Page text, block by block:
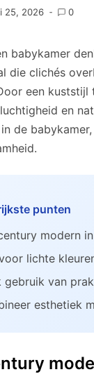
25, 2026 0
babykamer
die clichés
een
en
de
punten
modern
lichte
gebruik van
esthetiek